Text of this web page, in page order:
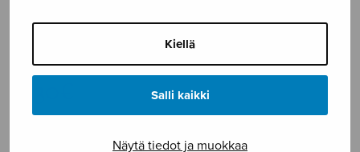
Kiellä
Salli kaikki
Näytä tiedot ja muokkaa
Sirkus, vl + vla